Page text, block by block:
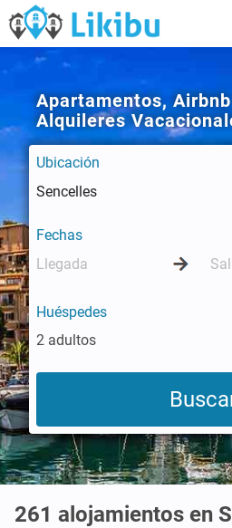
Apartamentos,
Alquileres
Ubicación
Fechas
Huéspedes
2 adultos
261 alojamientos en